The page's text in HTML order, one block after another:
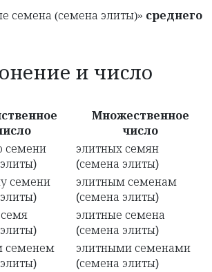
семена (семена элиты)» среднего
и число
Множественное
число
семени
элитных семян
(семена элиты)
семени
элитным семенам
(семена элиты)
элитные семена
(семена элиты)
семенем
элитными семенами
(семена элиты)